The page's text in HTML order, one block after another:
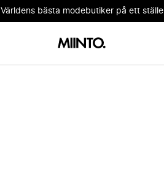
Världens bästa modebutiker på ett ställe